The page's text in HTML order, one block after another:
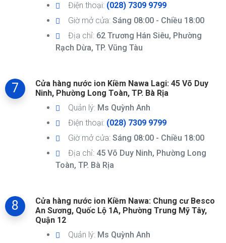
Điện thoại: (028) 7309 9799
Giờ mở cửa: Sáng 08:00 - Chiều 18:00
Địa chỉ: 62 Trương Hán Siêu, Phường
Rạch Dừa, TP. Vũng Tàu
7
Cửa hàng nước ion Kiềm Nawa Lagi: 45 Võ Duy
Ninh, Phường Long Toàn, TP. Bà Rịa
Quản lý: Ms Quỳnh Anh
Điện thoại: (028) 7309 9799
Giờ mở cửa: Sáng 08:00 - Chiều 18:00
Địa chỉ: 45 Võ Duy Ninh, Phường Long
Toàn, TP. Bà Rịa
8
Cửa hàng nước ion Kiềm Nawa: Chung cư Besco
An Sương, Quốc Lộ 1A, Phường Trung Mỹ Tây,
Quận 12
Quản lý: Ms Quỳnh Anh